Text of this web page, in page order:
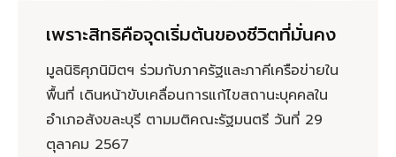
เพราะสิทธิคือจุดเริ่มต้นของชีวิตที่มั่นคง
มูลนิธิศุภนิมิตฯ ร่วมกับภาครัฐและภาคีเครือข่ายใน
พื้นที่ เดินหน้าขับเคลื่อนการแก้ไขสถานะบุคคลใน
อำเภอสังขละบุรี ตามมติคณะรัฐมนตรี วันที่ 29
ตุลาคม 2567